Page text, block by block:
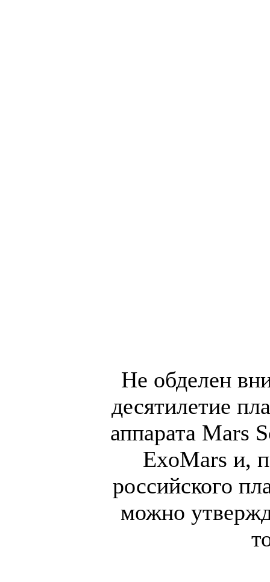
Не обделен
десятилетие
аппарата Mars
ExoMars и,
российского
можно